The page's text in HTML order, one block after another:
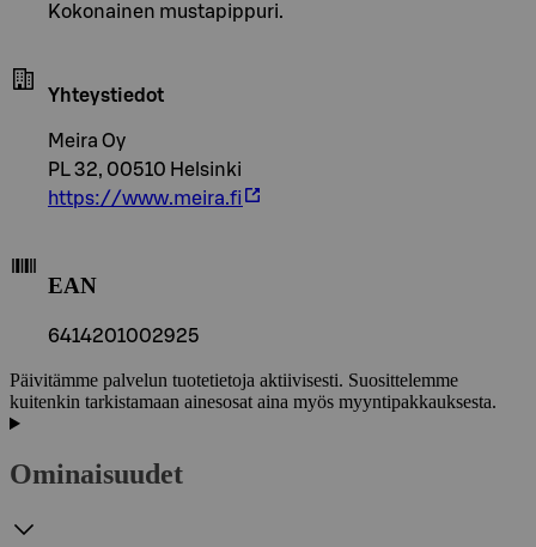
Kokonainen mustapippuri.
Yhteystiedot
Meira Oy
PL 32, 00510 Helsinki
https://www.meira.fi
EAN
6414201002925
Päivitämme palvelun tuotetietoja aktiivisesti. Suosittelemme
kuitenkin tarkistamaan ainesosat aina myös myyntipakkauksesta.
Ominaisuudet